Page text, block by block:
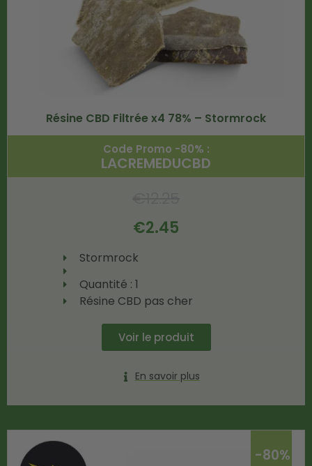
Résine CBD Filtrée x4 78% – Stormrock
Code Promo -80% :
LACREMEDUCBD
€2.45
Stormrock
Quantité : 1
Résine CBD pas cher
Voir le produit
En savoir plus
-80%